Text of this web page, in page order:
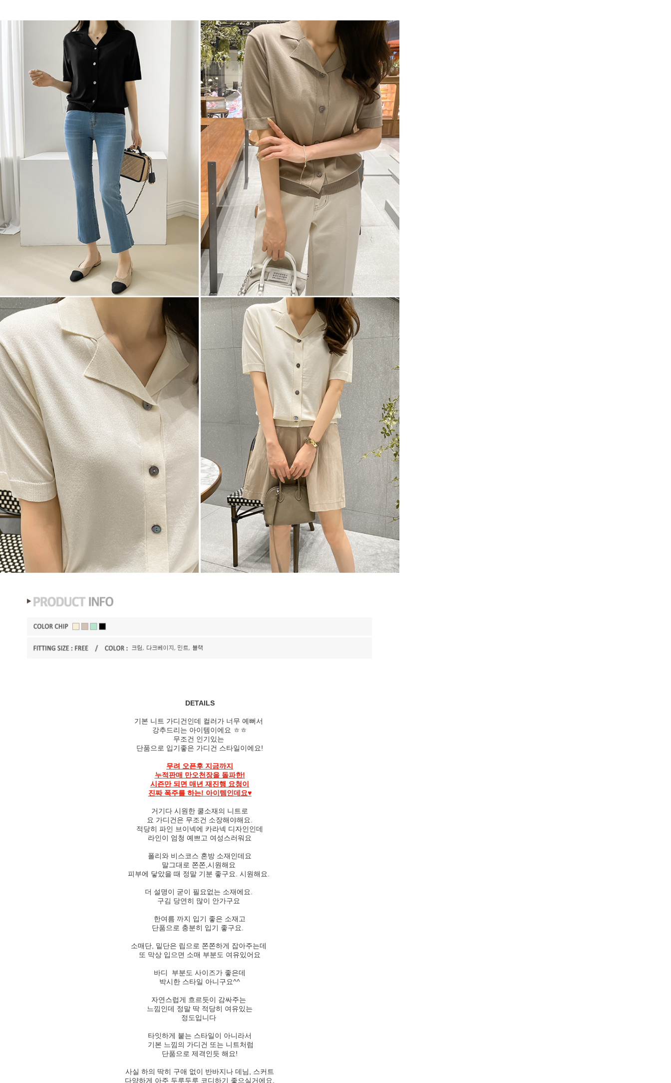
DETAILS
기본 니트 가디건인데 컬러가 너무 예뻐서
강추드리는 아이템이에요 ㅎㅎ
무조건 인기있는
단품으로 입기좋은 가디건 스타일이에요!
무려 오픈후 지금까지
누적판매 만오천장을 돌파한!
시즌만 되면 매년 재진행 요청이
진짜 폭주를 하는! 아이템인데요♥
거기다 시원한 쿨소재의 니트로
요 가디건은 무조건 소장해야해요.
적당히 파인 브이넥에 카라넥 디자인인데
라인이 엄청 예쁘고 여성스러워요
폴리와 비스코스 혼방 소재인데요
말그대로 쫀쫀,시원해요
피부에 닿았을 때 정말 기분 좋구요. 시원해요.
더 설명이 굳이 필요없는 소재에요.
구김 당연히 많이 안가구요
한여름 까지 입기 좋은 소재고
단품으로 충분히 입기 좋구요.
소매단, 밑단은 립으로 쫀쫀하게 잡아주는데
또 막상 입으면 소매 부분도 여유있어요
바디 부분도 사이즈가 좋은데
박시한 스타일 아니구요^^
자연스럽게 흐르듯이 감싸주는
느낌인데 정말 딱 적당히 여유있는
정도입니다
타잇하게 붙는 스타일이 아니라서
기본 느낌의 가디건 또는 니트처럼
단품으로 제격인듯 해요!
사실 하의 딱히 구애 없이 반바지나 데님, 스커트
다양하게 아주 두루두루 코디하기 좋으실거에요.